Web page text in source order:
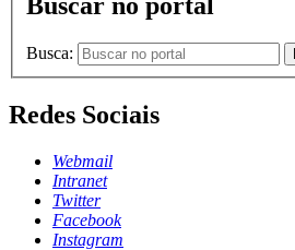
Buscar no portal
Busca:
Redes Sociais
Webmail
Intranet
Twitter
Facebook
Instagram